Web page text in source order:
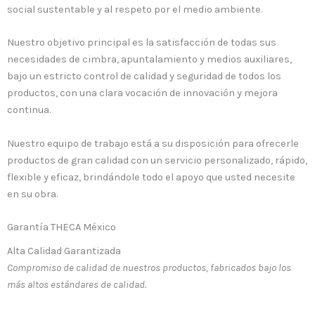
social sustentable y al respeto por el medio ambiente.
Nuestro objetivo principal es la satisfacción de todas sus
necesidades de cimbra, apuntalamiento y medios auxiliares,
bajo un estricto control de calidad y seguridad de todos los
productos, con una clara vocación de innovación y mejora
continua.
Nuestro equipo de trabajo está a su disposición para ofrecerle
productos de gran calidad con un servicio personalizado, rápido,
flexible y eficaz, brindándole todo el apoyo que usted necesite
en su obra.
Garantía THECA México
Alta Calidad Garantizada
Compromiso de calidad de nuestros productos, fabricados bajo los
más altos estándares de calidad.